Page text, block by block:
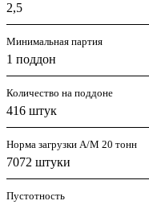
2,5
Минимальная партия
1 поддон
Количество на поддоне
416 штук
Норма загрузки А/М 20 тонн
7072 штуки
Пустотность